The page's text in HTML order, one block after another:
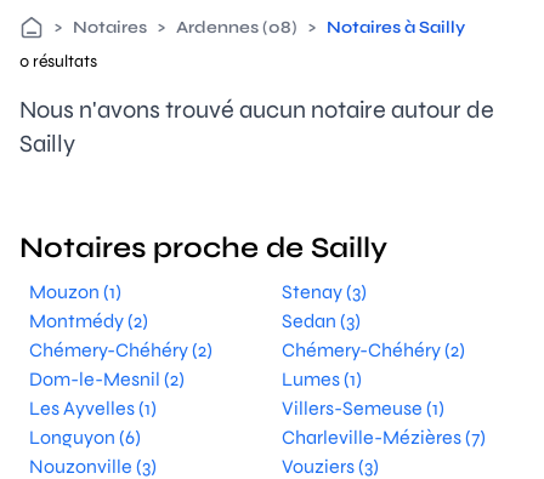
> Notaires > Ardennes (08) > Notaires à Sailly
0 résultats
Nous n'avons trouvé aucun notaire autour de
Sailly
Notaires proche de Sailly
Mouzon (1)
Stenay (3)
Montmédy (2)
Sedan (3)
Chémery-Chéhéry (2)
Chémery-Chéhéry (2)
Dom-le-Mesnil (2)
Lumes (1)
Les Ayvelles (1)
Villers-Semeuse (1)
Longuyon (6)
Charleville-Mézières (7)
Nouzonville (3)
Vouziers (3)